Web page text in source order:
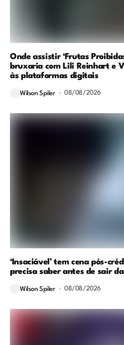
Onde assistir ‘Frutas
bruxaria com Lili Reinhart e
às plataformas digitais
Wilson Spiler 08/08/2026
‘Insaciável’ tem cena pós-
precisa saber antes de sair
Wilson Spiler 08/08/2026